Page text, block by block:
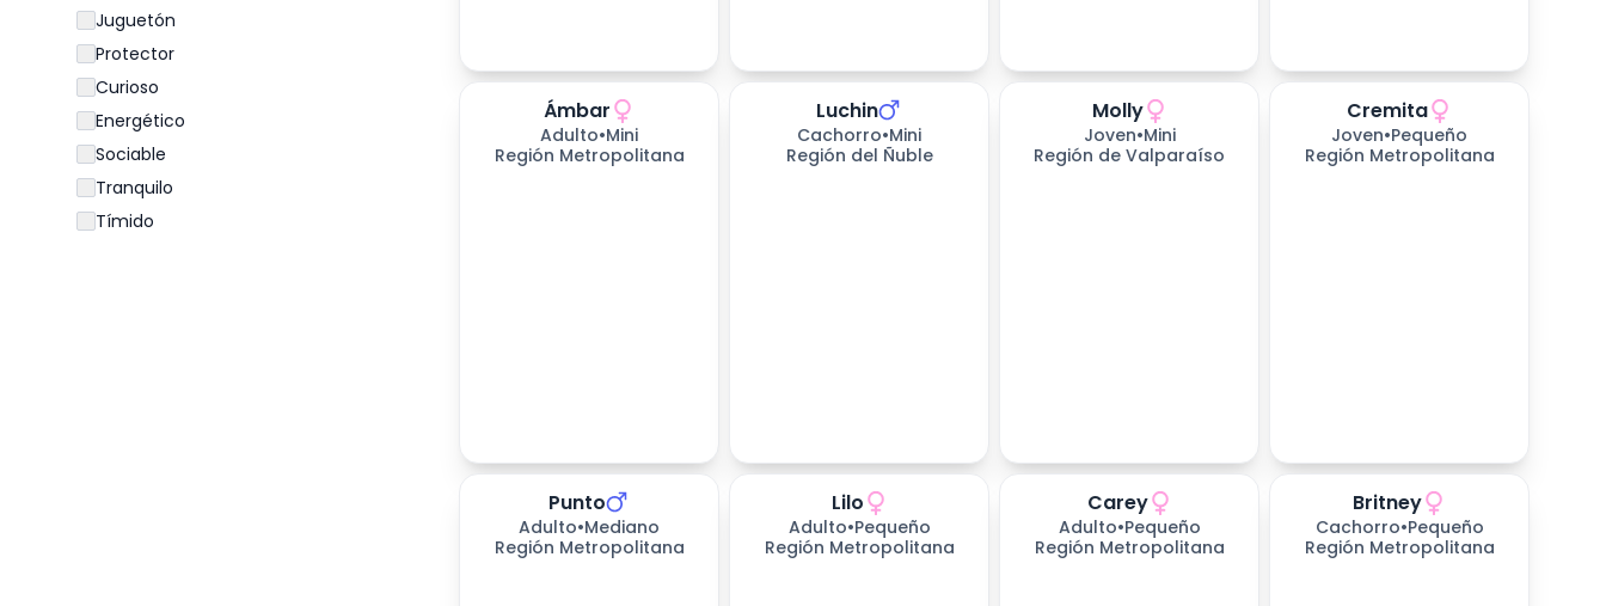
Juguetón
Protector
Curioso
Energético
Sociable
Tranquilo
Tímido
Ámbar
Adulto•Mini
Región Metropolitana
días esperando
Luchin
Cachorro•Mini
Región del Ñuble
Molly
Joven•Mini
Región de Valparaíso
Cremita
Joven•Pequeño
Región Metropolitana
días esperando
Punto
Adulto•Mediano
Región Metropolitana
Lilo
Adulto•Pequeño
Región Metropolitana
Carey
Adulto•Pequeño
Región Metropolitana
Britney
Cachorro•Pequeño
Región Metropolitana